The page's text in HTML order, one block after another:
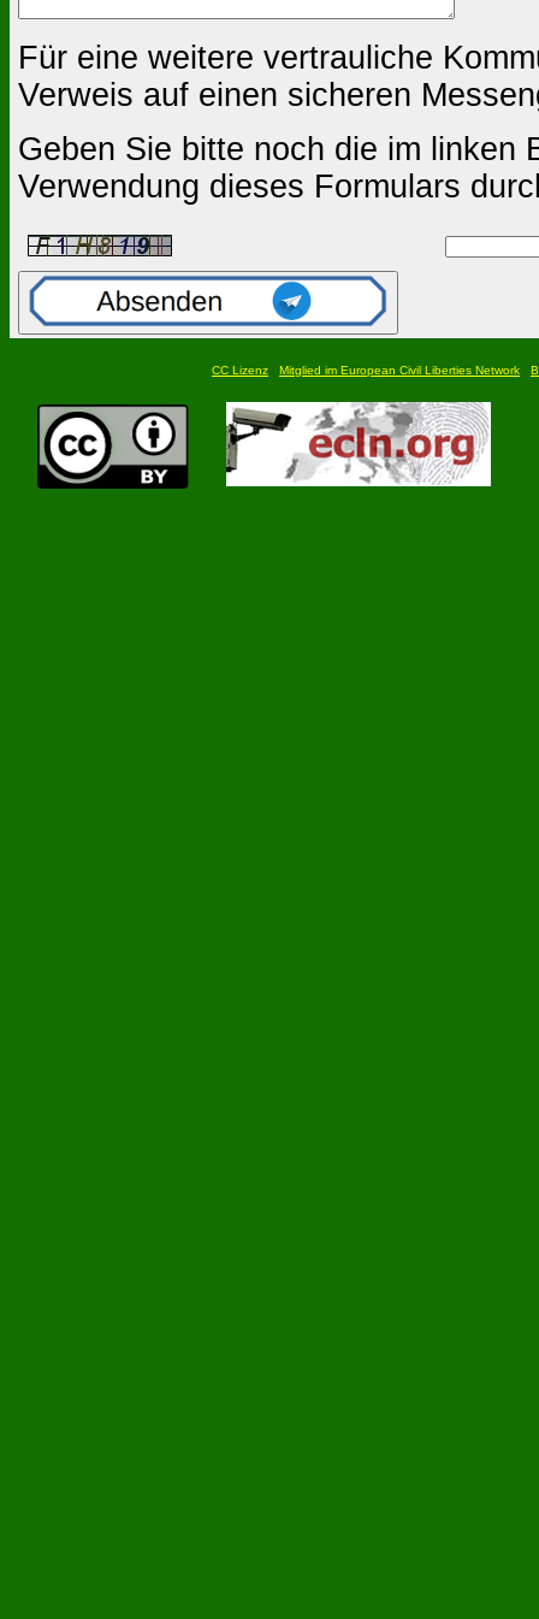
Für eine weitere vertrauliche
Verweis auf einen sicheren
Geben Sie bitte noch die im linken
Verwendung dieses Formulars
CC Lizenz Mitglied im European Civil Liberties Network